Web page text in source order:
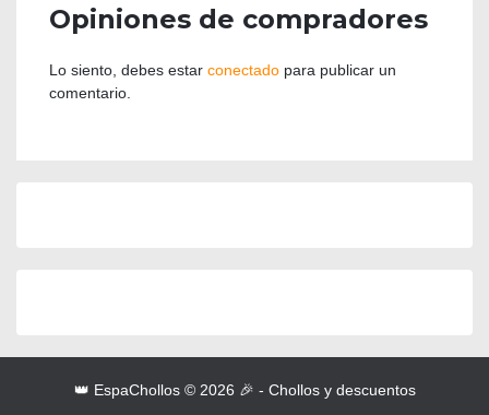
Opiniones de compradores
Lo siento, debes estar conectado para publicar un
comentario.
👑 EspaChollos © 2026 🎉 - Chollos y descuentos